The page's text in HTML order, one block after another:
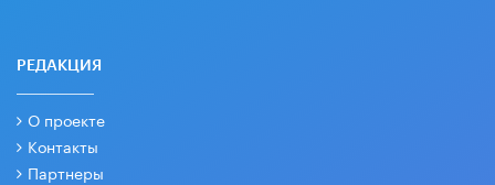
РЕДАКЦИЯ
О проекте
Контакты
Партнеры